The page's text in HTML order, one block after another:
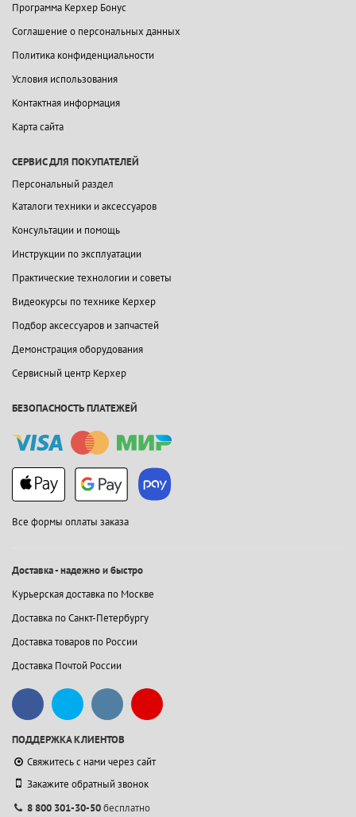
Программа Керхер Бонус
Соглашение о персональных данных
Политика конфиденциальности
Условия использования
Контактная информация
Карта сайта
СЕРВИС ДЛЯ ПОКУПАТЕЛЕЙ
Персональный раздел
Каталоги техники и аксессуаров
Консультации и помощь
Инструкции по эксплуатации
Практические технологии и советы
Видеокурсы по технике Керхер
Подбор аксессуаров и запчастей
Демонстрация оборудования
Сервисный центр Керхер
БЕЗОПАСНОСТЬ ПЛАТЕЖЕЙ
Все формы оплаты заказа
Доставка - надежно и быстро
Курьерская доставка по Москве
Доставка по Санкт-Петербургу
Доставка товаров по России
Доставка Почтой России
ПОДДЕРЖКА КЛИЕНТОВ
Свяжитесь с нами через сайт
Закажите обратный звонок
8 800 301-30-50бесплатно